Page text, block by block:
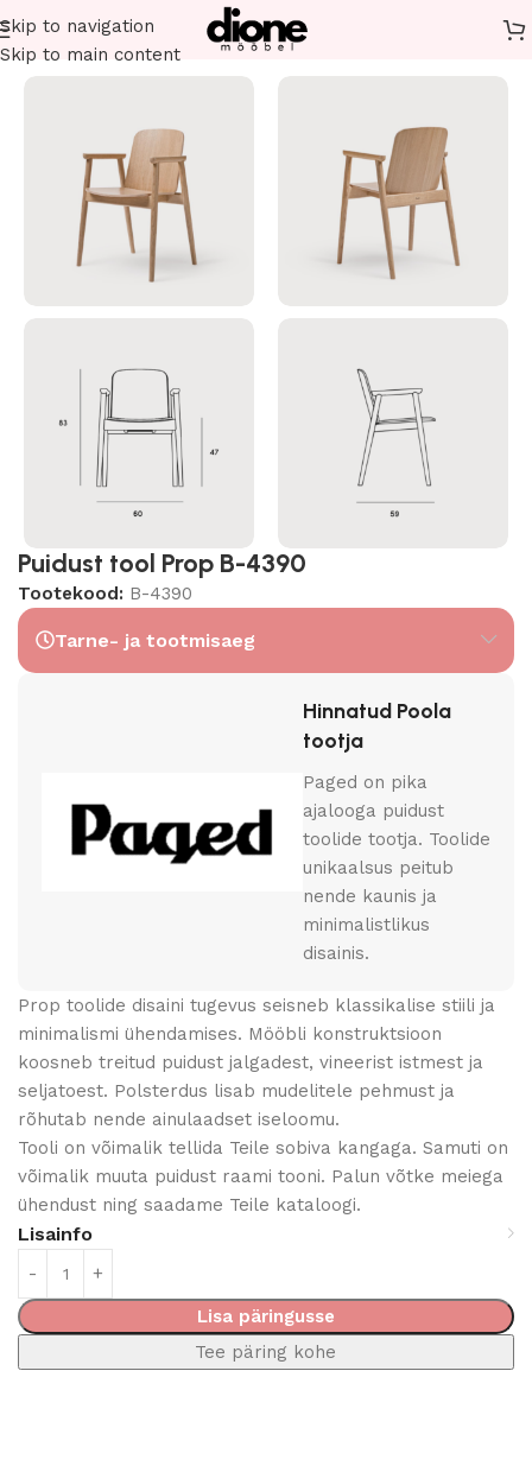
Skip to navigation
Skip to main content
Esileht Restorani mööbel Toolid
Puidust tool Prop B-4390
Tootekood: B-4390
Tarne- ja tootmisaeg
Hinnatud Poola
tootja
Paged on pika
ajalooga puidust
toolide tootja. Toolide
unikaalsus peitub
nende kaunis ja
minimalistlikus
disainis.
Prop toolide disaini tugevus seisneb klassikalise stiili ja
minimalismi ühendamises. Mööbli konstruktsioon
koosneb treitud puidust jalgadest, vineerist istmest ja
seljatoest. Polsterdus lisab mudelitele pehmust ja
rõhutab nende ainulaadset iseloomu.
Tooli on võimalik tellida Teile sobiva kangaga. Samuti on
võimalik muuta puidust raami tooni. Palun võtke meiega
ühendust ning saadame Teile kataloogi.
Lisainfo
Lisa päringusse
Tee päring kohe